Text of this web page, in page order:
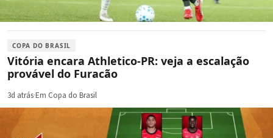
COPA DO BRASIL
Vitória encara Athletico-PR: veja a escalação
provável do Furacão
3d atrás·Em Copa do Brasil